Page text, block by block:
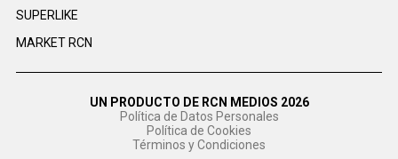
SUPERLIKE
MARKET RCN
UN PRODUCTO DE RCN MEDIOS 2026
Política de Datos Personales
Política de Cookies
Términos y Condiciones